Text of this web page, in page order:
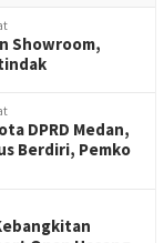
Showroom,
DPRD Medan,
Berdiri, Pemko